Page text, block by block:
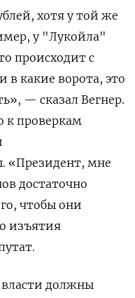
хотя у той же
у "Лукойла"
происходит с
какие ворота, это
— сказал Вегнер.
к проверкам
«Президент, мне
достаточно
чтобы они
изъятия
власти должны